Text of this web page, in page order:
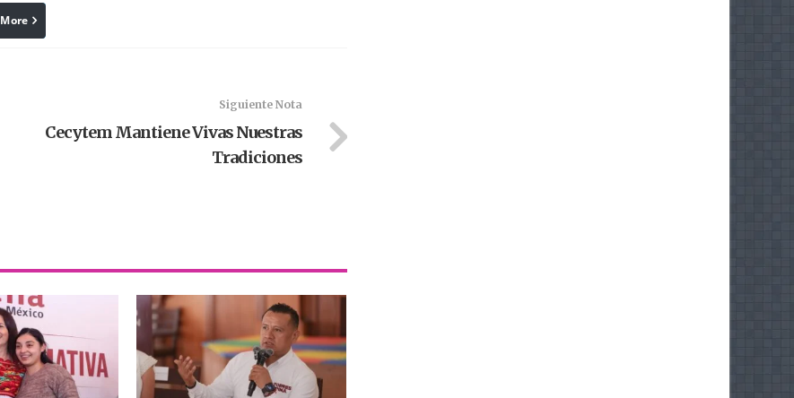
linkedin
More
Siguiente Nota
Cecytem Mantiene Vivas Nuestras
Tradiciones